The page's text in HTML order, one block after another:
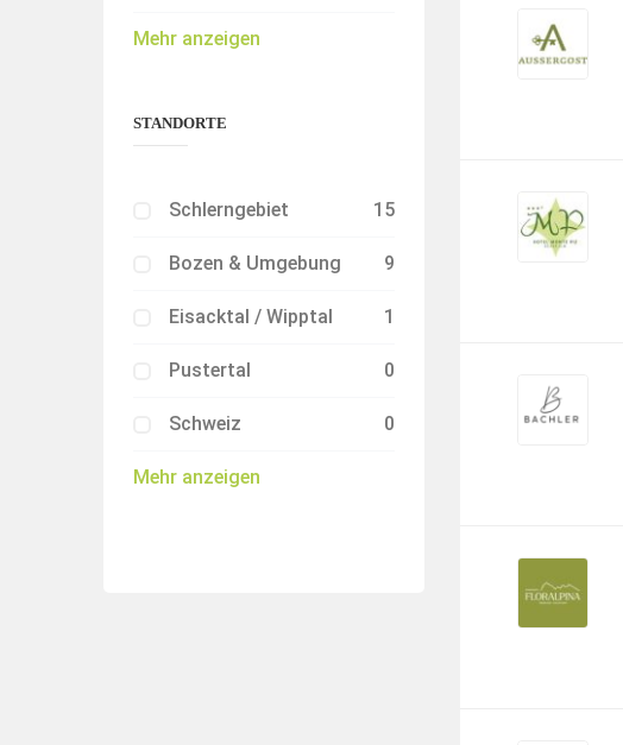
Mehr anzeigen
STANDORTE
Schlerngebiet 15
Bozen & Umgebung 9
Eisacktal / Wipptal 1
Pustertal 0
Schweiz 0
Mehr anzeigen